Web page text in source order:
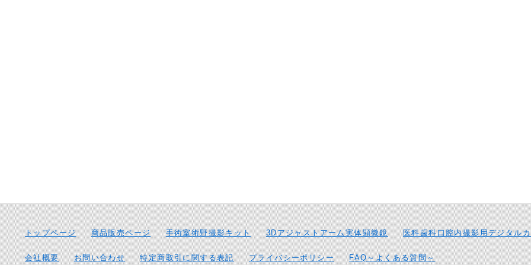
トップページ 商品販売ページ 手術室術野撮影キット 3Dアジャストアーム実体顕微鏡 医科歯科口腔内撮影用デジタル
会社概要 お問い合わせ 特定商取引に関する表記 プライバシーポリシー FAQ～よくある質問～